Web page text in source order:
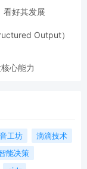
看好其发展
Output）
心能力
工坊
滴滴技术
能决策